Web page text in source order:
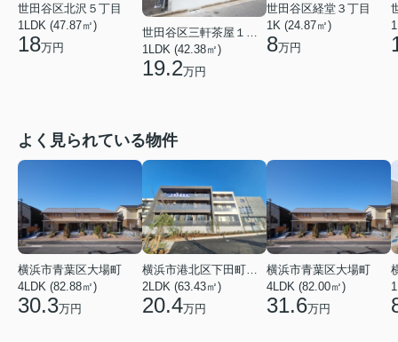
世田谷区北沢５丁目
1LDK (47.87㎡)
18万円
世田谷区三軒茶屋１丁目
1LDK (42.38㎡)
19.2万円
世田谷区経堂３丁目
1K (24.87㎡)
8万円
よく見られている物件
横浜市青葉区大場町
4LDK (82.88㎡)
30.3万円
2LDK (63.43㎡)
20.4万円
横浜市青葉区大場町
4LDK (82.00㎡)
31.6万円